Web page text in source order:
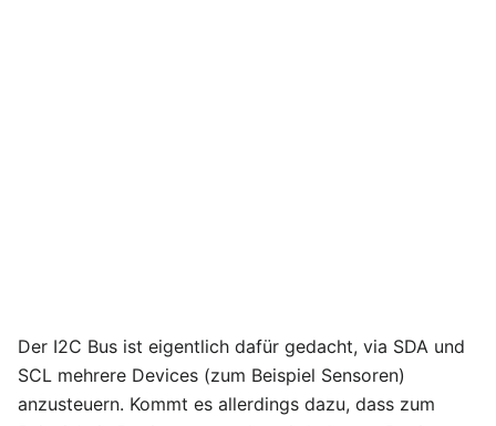
Der I2C Bus ist eigentlich dafür gedacht, via SDA und
SCL mehrere Devices (zum Beispiel Sensoren)
anzusteuern. Kommt es allerdings dazu, dass zum